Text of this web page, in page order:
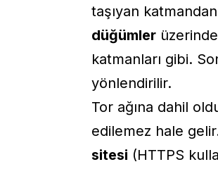
taşıyan
düğümler
katmanları gibi.
yönlendirilir.
Tor ağına dahil
edilemez hale
sitesi (HTTPS